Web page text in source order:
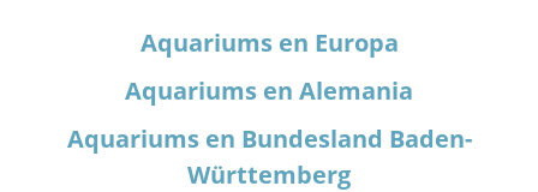
Aquariums en Europa
Aquariums en Alemania
Aquariums en Bundesland Baden-
Württemberg